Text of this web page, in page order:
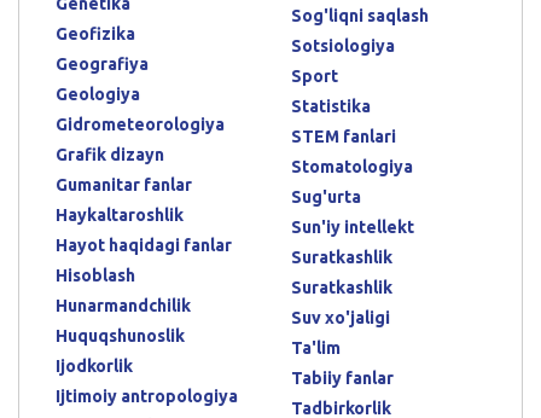
Geofizika
Geografiya
Geologiya
Gidrometeorologiya
Grafik dizayn
Gumanitar fanlar
Haykaltaroshlik
Hayot haqidagi fanlar
Hisoblash
Hunarmandchilik
Huquqshunoslik
Ijodkorlik
Ijtimoiy antropologiya
Sog'liqni saqlash
Sotsiologiya
Sport
Statistika
STEM fanlari
Stomatologiya
Sug'urta
Sun'iy intellekt
Suratkashlik
Suratkashlik
Suv xo'jaligi
Ta'lim
Tabiiy fanlar
Tadbirkorlik